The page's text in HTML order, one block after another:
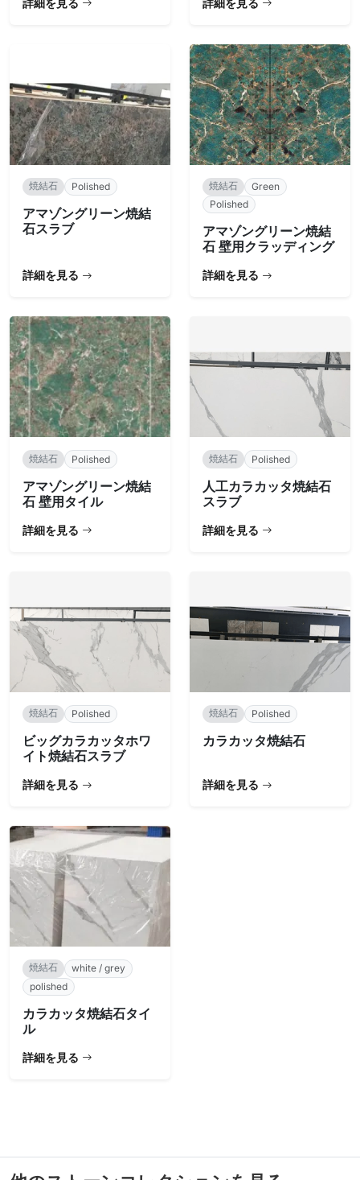
焼結石 Polished
アマゾングリーン焼結
石スラブ
詳細を見る
焼結石
Green
Polished
アマゾングリーン焼結
石 壁用クラッディング
詳細を見る
焼結石 Polished
アマゾングリーン焼結
石 壁用タイル
詳細を見る
焼結石 Polished
人工カラカッタ焼結石
スラブ
詳細を見る
焼結石 Polished
ビッグカラカッタホワ
イト焼結石スラブ
詳細を見る
焼結石 Polished
カラカッタ焼結石
詳細を見る
焼結石
white / grey
polished
カラカッタ焼結石タイ
ル
詳細を見る